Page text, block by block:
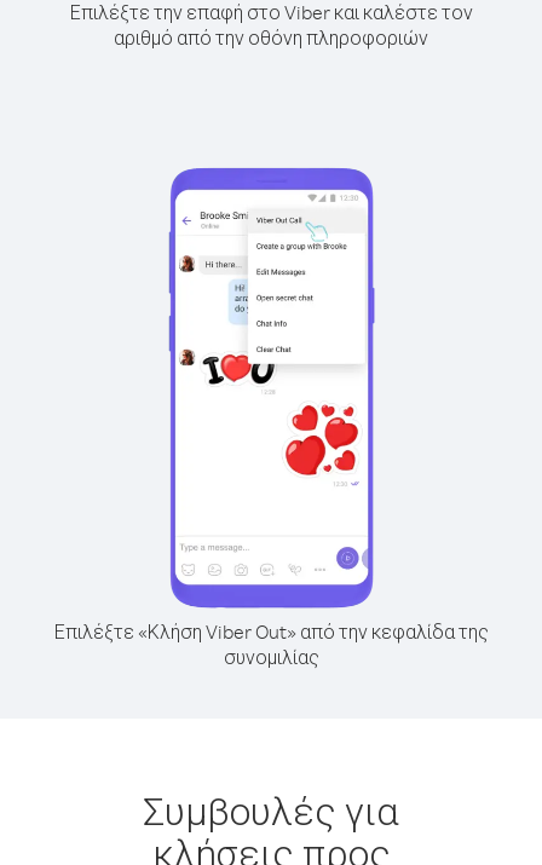
Επιλέξτε την επαφή στο Viber και καλέστε τον
αριθμό από την οθόνη πληροφοριών
Επιλέξτε «Κλήση Viber Out» από την κεφαλίδα της
συνομιλίας
Συμβουλές για
κλήσεις προς